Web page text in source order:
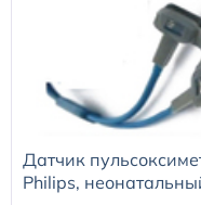
Датчик
Philips,
Кабели для
Датчики
Подбор по марке